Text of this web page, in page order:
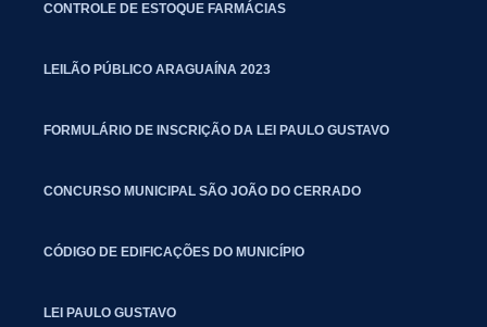
CONTROLE DE ESTOQUE FARMÁCIAS
LEILÃO PÚBLICO ARAGUAÍNA 2023
FORMULÁRIO DE INSCRIÇÃO DA LEI PAULO GUSTAVO
CONCURSO MUNICIPAL SÃO JOÃO DO CERRADO
CÓDIGO DE EDIFICAÇÕES DO MUNICÍPIO
LEI PAULO GUSTAVO